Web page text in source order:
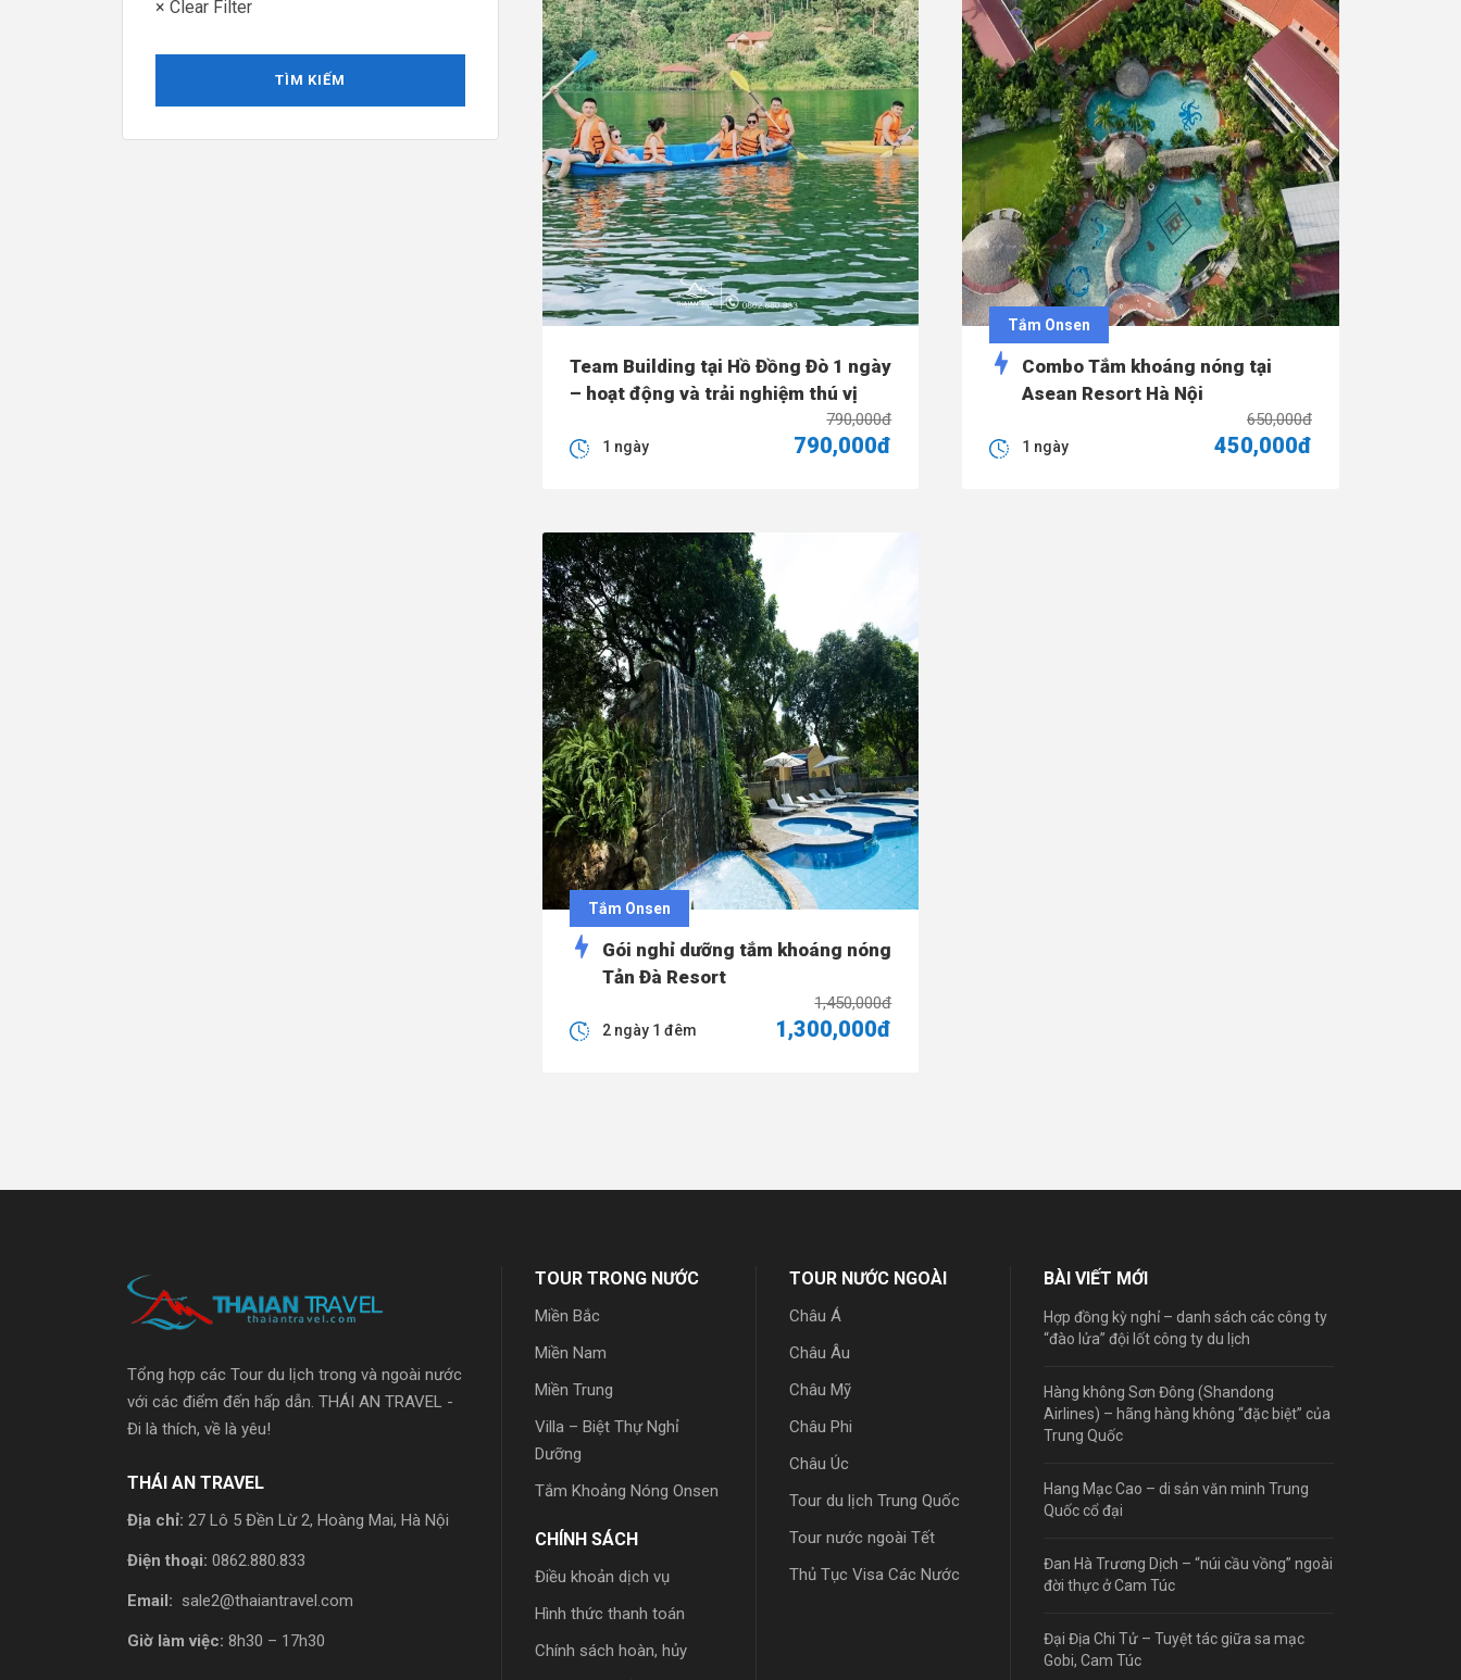
Team Building tại Hồ Đồng Đò 1 ngày
– hoạt động và trải nghiệm thú vị
790,000đ
790,000đ
1 ngày
Tắm Onsen
Combo Tắm khoáng nóng tại
Asean Resort Hà Nội
650,000đ
450,000đ
1 ngày
Tắm Onsen
Gói nghỉ dưỡng tắm khoáng nóng
Tản Đà Resort
1,450,000đ
1,300,000đ
2 ngày 1 đêm
× Clear Filter
Tổng hợp các Tour du lịch trong và ngoài nước
với các điểm đến hấp dẫn. THÁI AN TRAVEL -
Đi là thích, về là yêu!
THÁI AN TRAVEL
Địa chỉ: 27 Lô 5 Đền Lừ 2, Hoàng Mai, Hà Nội
Điện thoại: 0862.880.833
Email: sale2@thaiantravel.com
Giờ làm việc: 8h30 – 17h30
TOUR TRONG NƯỚC
Miền Bắc
Miền Nam
Miền Trung
Villa – Biệt Thự Nghỉ
Dưỡng
Tắm Khoảng Nóng Onsen
CHÍNH SÁCH
Điều khoản dịch vụ
Hình thức thanh toán
Chính sách hoàn, hủy
TOUR NƯỚC NGOÀI
Châu Á
Châu Âu
Châu Mỹ
Châu Phi
Châu Úc
Tour du lịch Trung Quốc
Tour nước ngoài Tết
Thủ Tục Visa Các Nước
BÀI VIẾT MỚI
Hợp đồng kỳ nghỉ – danh sách các công ty
“đào lửa” đội lốt công ty du lịch
Hàng không Sơn Đông (Shandong
Airlines) – hãng hàng không “đặc biệt” của
Trung Quốc
Hang Mạc Cao – di sản văn minh Trung
Quốc cổ đại
Đan Hà Trương Dịch – “núi cầu vồng” ngoài
đời thực ở Cam Túc
Đại Địa Chi Tử – Tuyệt tác giữa sa mạc
Gobi, Cam Túc